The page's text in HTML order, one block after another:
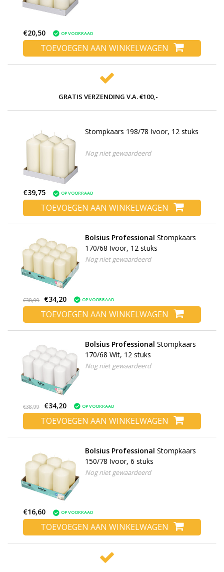
€20,50 OP VOORRAAD
TOEVOEGEN AAN WINKELWAGEN
GRATIS VERZENDING V.A. €100,-
Stompkaars 198/78 Ivoor, 12 stuks
Nog niet gewaardeerd
€39,75 OP VOORRAAD
TOEVOEGEN AAN WINKELWAGEN
Bolsius Professional Stompkaars
170/68 Ivoor, 12 stuks
Nog niet gewaardeerd
€38,99 €34,20 OP VOORRAAD
TOEVOEGEN AAN WINKELWAGEN
Bolsius Professional Stompkaars
170/68 Wit, 12 stuks
Nog niet gewaardeerd
€38,99 €34,20 OP VOORRAAD
TOEVOEGEN AAN WINKELWAGEN
Bolsius Professional Stompkaars
150/78 Ivoor, 6 stuks
Nog niet gewaardeerd
€16,60 OP VOORRAAD
TOEVOEGEN AAN WINKELWAGEN